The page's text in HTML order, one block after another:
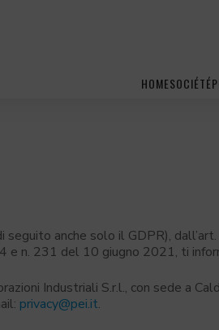
HOMESOCIÉTÉ
anche solo il GDPR),
e n. 231 del 10 giugno 2021, ti
Industriali S.r.l., con sede a
privacy@pei.it.